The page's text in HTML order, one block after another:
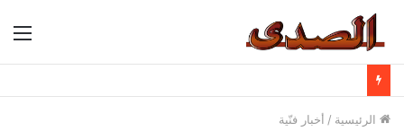
الرئيسية / أخبار فنّية